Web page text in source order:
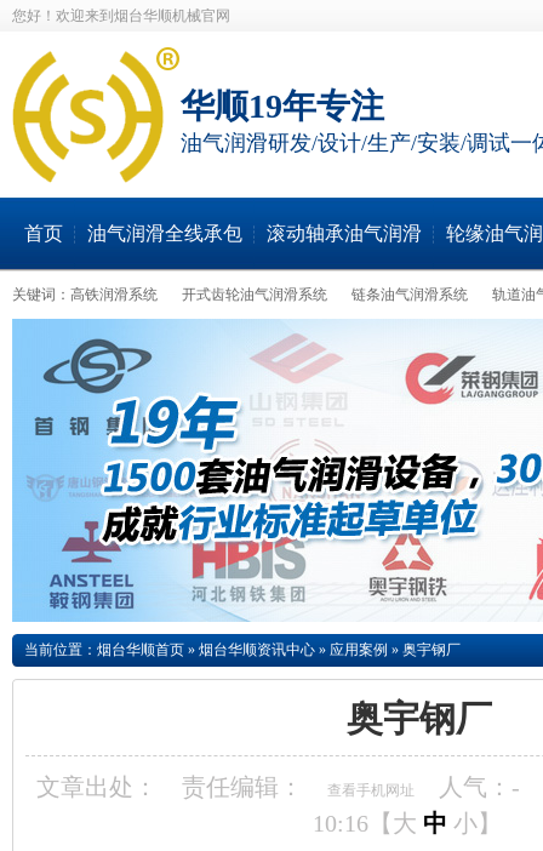
您好！欢迎来到烟台华顺机械官网
华顺19年专注
油气润滑研发/设计/生产/安装/调试一
首页 油气润滑全线承包 滚动轴承油气润滑 轮缘油气
关键词： 高铁润滑系统 开式齿轮油气润滑系统 链条油气润滑系统 轨道油
轮缘油气润滑系统
当前位置： 烟台华顺首页 » 烟台华顺资讯中心 » 应用案例 » 奥宇钢厂
奥宇钢厂
文章出处： 责任编辑： 查看手机网址 人气： -
10:16【 大 中 小】